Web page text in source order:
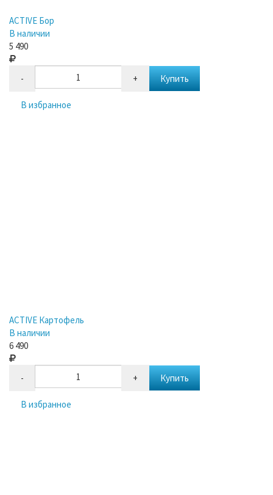
ACTIVE Бор
В наличии
5 490
- + Купить
В избранное
ACTIVE Картофель
В наличии
6 490
- + Купить
В избранное